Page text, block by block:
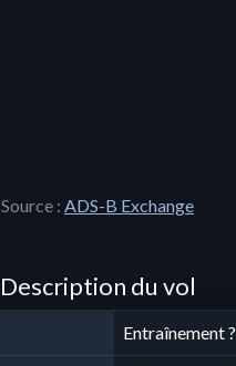
Source : ADS-B Exchange
Description du vol
Entraînement ?